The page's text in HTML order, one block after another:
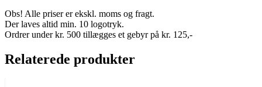
Obs! Alle priser er ekskl. moms og fragt.
Der laves altid min. 10 logotryk.
Ordrer under kr. 500 tillægges et gebyr på kr. 125,-
Relaterede produkter